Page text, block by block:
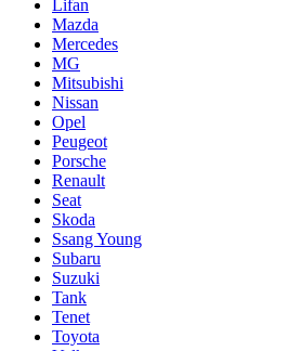
Lifan
Mazda
Mercedes
MG
Mitsubishi
Nissan
Opel
Peugeot
Porsche
Renault
Seat
Skoda
Ssang Young
Subaru
Suzuki
Tank
Tenet
Toyota